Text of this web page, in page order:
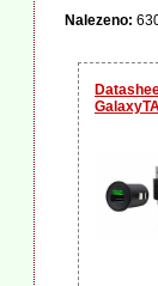
Nalezeno: